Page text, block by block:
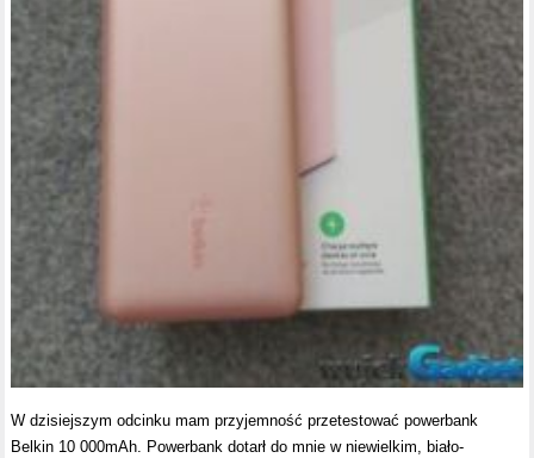
W dzisiejszym odcinku mam przyjemność przetestować powerbank
Belkin 10 000mAh. Powerbank dotarł do mnie w niewielkim, biało-